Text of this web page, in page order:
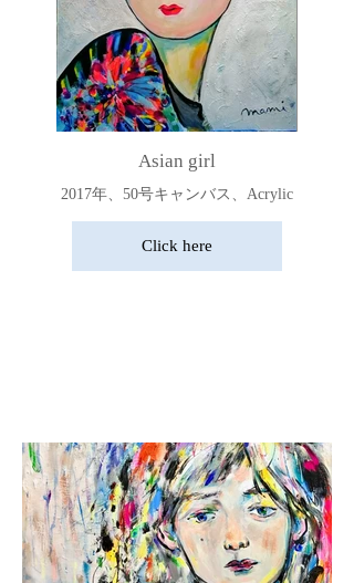
Asian girl
2017年、50号キャンバス、Acrylic
Click here